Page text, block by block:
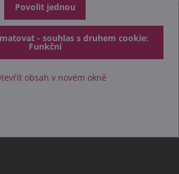
Povolit jednou
- souhlas s druhem cookie:
Funkční
obsah v novém okně